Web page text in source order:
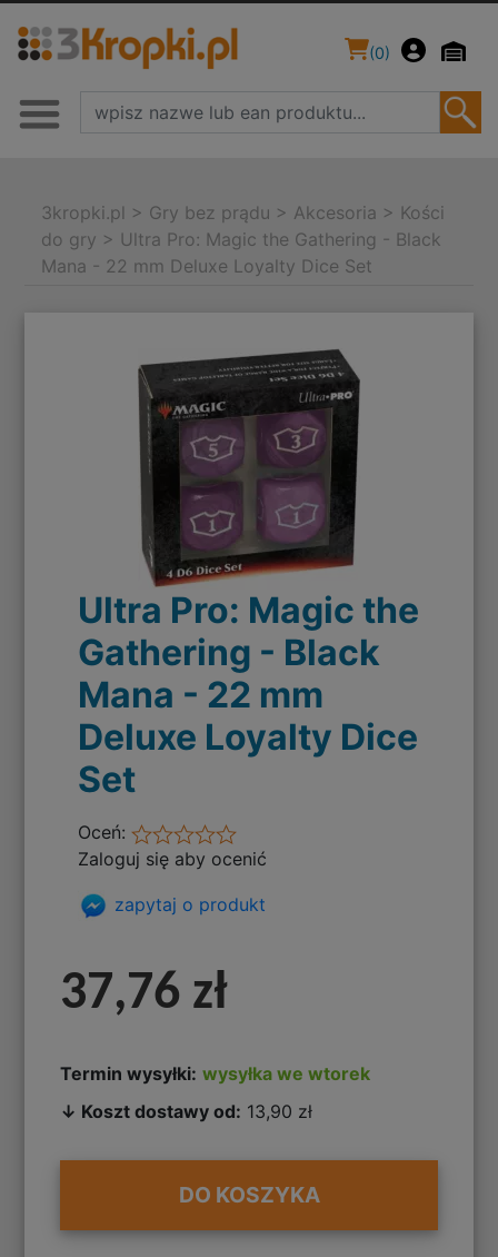
(0)
3kropki.pl > Gry bez prądu > Akcesoria > Kości
do gry > Ultra Pro: Magic the Gathering - Black
Mana - 22 mm Deluxe Loyalty Dice Set
Ultra Pro: Magic the
Gathering - Black
Mana - 22 mm
Deluxe Loyalty Dice
Set
Oceń:
Zaloguj się aby ocenić
zapytaj o produkt
37,76 zł
Termin wysyłki: wysyłka we wtorek
↓ Koszt dostawy od: 13,90 zł
DO KOSZYKA